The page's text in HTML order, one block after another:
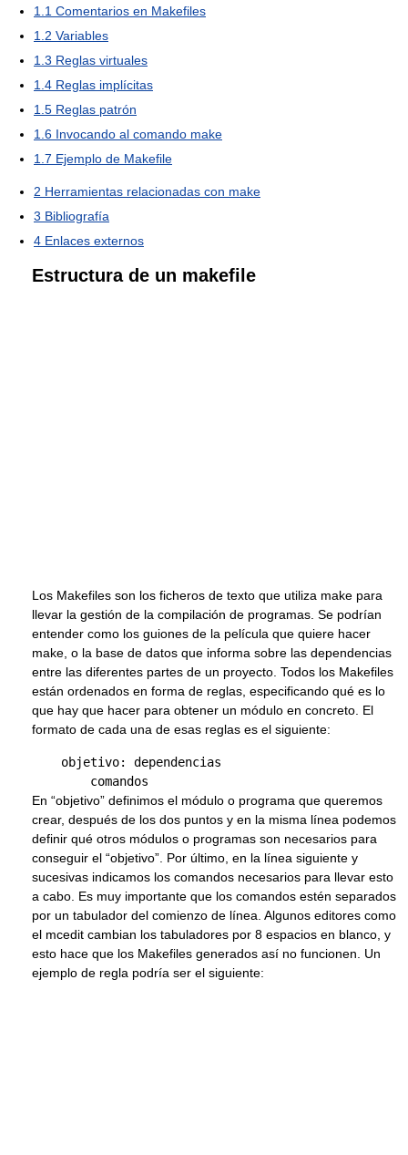
1.1 Comentarios en Makefiles
1.2 Variables
1.3 Reglas virtuales
1.4 Reglas implícitas
1.5 Reglas patrón
1.6 Invocando al comando make
1.7 Ejemplo de Makefile
2 Herramientas relacionadas con make
3 Bibliografía
4 Enlaces externos
Estructura de un makefile
Los Makefiles son los ficheros de texto que utiliza make para
llevar la gestión de la compilación de programas. Se podrían
entender como los guiones de la película que quiere hacer
make, o la base de datos que informa sobre las dependencias
entre las diferentes partes de un proyecto. Todos los Makefiles
están ordenados en forma de reglas, especificando qué es lo
que hay que hacer para obtener un módulo en concreto. El
formato de cada una de esas reglas es el siguiente:
    objetivo: dependencias
En “objetivo” definimos el módulo o programa que queremos
crear, después de los dos puntos y en la misma línea podemos
definir qué otros módulos o programas son necesarios para
conseguir el “objetivo”. Por último, en la línea siguiente y
sucesivas indicamos los comandos necesarios para llevar esto
a cabo. Es muy importante que los comandos estén separados
por un tabulador del comienzo de línea. Algunos editores como
el mcedit cambian los tabuladores por 8 espacios en blanco, y
esto hace que los Makefiles generados así no funcionen. Un
ejemplo de regla podría ser el siguiente: